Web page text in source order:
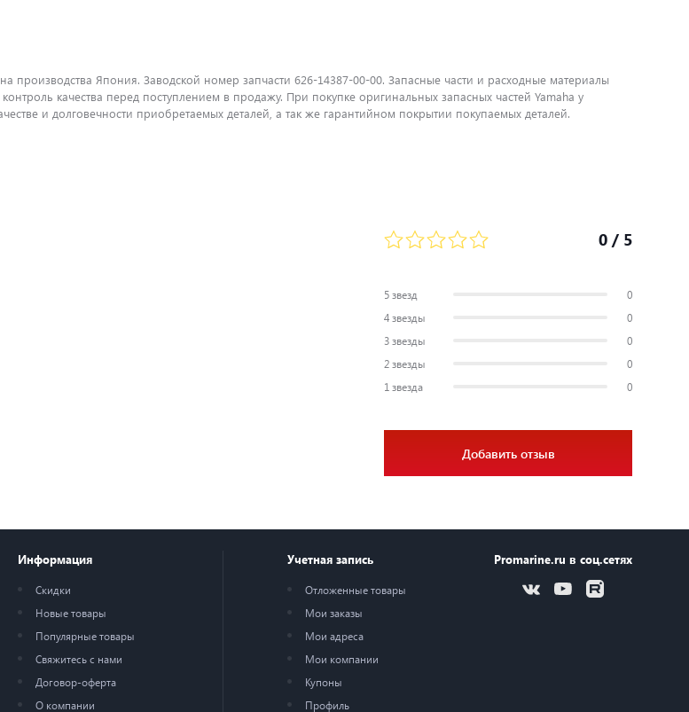
производства Япония. Заводской номер запчасти 626-14387-00-00. Запасные части и расходные материалы
качества перед поступлением в продажу. При покупке оригинальных запасных частей Yamaha у
и долговечности приобретаемых деталей, а так же гарантийном покрытии покупаемых деталей.
0 / 5
5 звезд
0
4 звезды
0
3 звезды
0
2 звезды
0
1 звезда
0
Добавить отзыв
Информация
Скидки
Новые товары
Популярные товары
Свяжитесь с нами
Договор-оферта
О компании
Учетная запись
Отложенные товары
Мои заказы
Мои адреса
Мои компании
Купоны
Профиль
Promarine.ru в соц.сетях